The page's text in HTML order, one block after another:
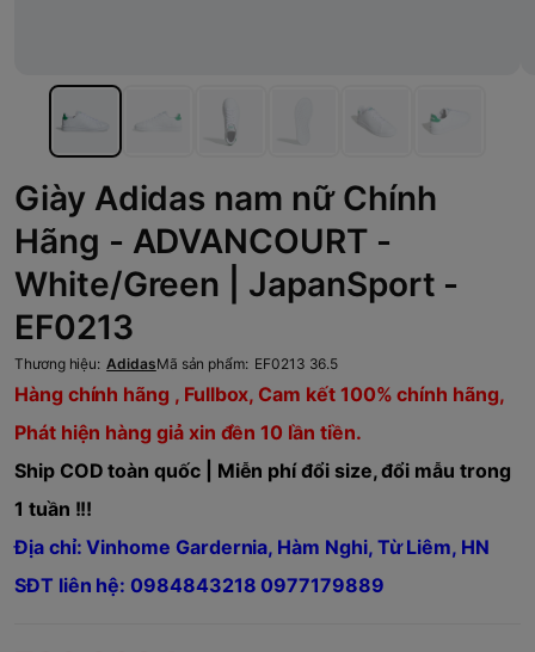
Giày Adidas nam nữ Chính
Hãng - ADVANCOURT -
White/Green | JapanSport -
EF0213
Thương hiệu: AdidasMã sản phẩm: EF0213 36.5
Hàng chính hãng , Fullbox, Cam kết 100% chính hãng,
Phát hiện hàng giả xin đền 10 lần tiền.
Ship COD toàn quốc | Miễn phí đổi size, đổi mẫu trong
1 tuần !!!
Địa chỉ: Vinhome Gardernia, Hàm Nghi, Từ Liêm, HN
SĐT liên hệ: 0984843218 0977179889